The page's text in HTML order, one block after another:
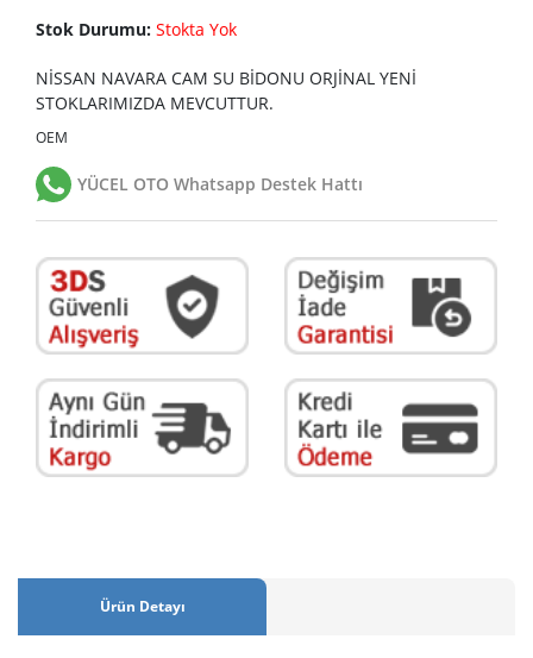
Stok Durumu: Stokta Yok
NİSSAN NAVARA CAM SU BİDONU ORJİNAL YENİ
STOKLARIMIZDA MEVCUTTUR.
OEM
YÜCEL OTO Whatsapp Destek Hattı
Ürün Detayı